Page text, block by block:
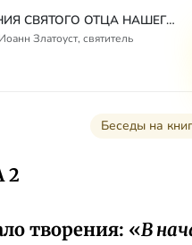
ТВОРЕНИЯ СВЯТОГО ОТЦА НАШЕГО ИОАННА ЗЛАТОУСТА АРХИЕПИСКОПА КОНСТАНТИНОПОЛЬСКОГО. БЕСЕДЫ НА КНИГУ БЫТИЯ. ТОМ ЧЕТВЕРТЫЙ. КНИГА ПЕРВАЯ.
Иоанн Златоуст, святитель
Беседы на
2
творения: «В